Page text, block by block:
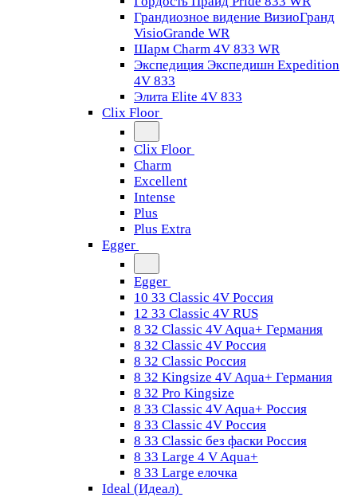
Грандиозное видение ВизиоГранд
VisioGrande WR
Шарм Charm 4V 833 WR
Экспедиция Экспедишн Expedition
4V 833
Элита Elite 4V 833
Clix Floor
Clix Floor
Charm
Excellent
Intense
Plus
Plus Extra
Egger
Egger
10 33 Classic 4V Россия
12 33 Classic 4V RUS
8 32 Classic 4V Aqua+ Германия
8 32 Classic 4V Россия
8 32 Classic Россия
8 32 Kingsize 4V Aqua+ Германия
8 32 Pro Kingsize
8 33 Classic 4V Aqua+ Россия
8 33 Classic 4V Россия
8 33 Classic без фаски Россия
8 33 Large 4 V Aqua+
8 33 Large елочка
Ideal (Идеал)